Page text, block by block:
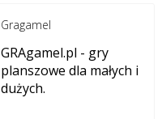
Gragamel
GRAgamel.pl - gry
planszowe dla małych i
dużych.